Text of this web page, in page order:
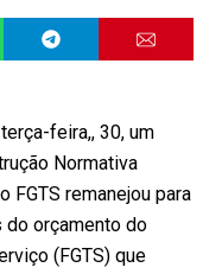
feira,, 30, um
Normativa
FGTS remanejou para
do orçamento do
(FGTS) que